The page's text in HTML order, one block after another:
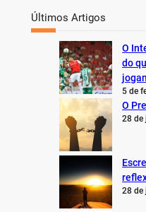
Últimos Artigos
O
do
5 de
O
28 de
28 de